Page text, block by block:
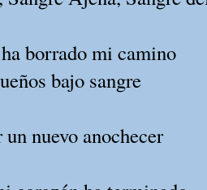
borrado mi camino
bajo sangre
nuevo anochecer